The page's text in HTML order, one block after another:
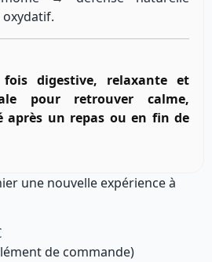
digestive, relaxante et
pour retrouver calme,
un repas ou en fin de
une nouvelle expérience à
de commande)